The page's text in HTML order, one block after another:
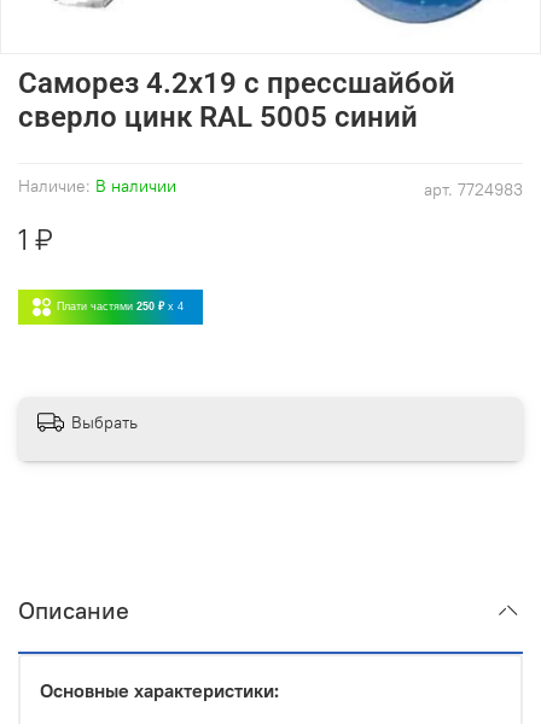
арт. 7724983
Наличие: В наличии
Саморез 4.2х19 с прессшайбой
сверло цинк RAL 5005 синий
1 ₽
Плати частями 250 ₽ x 4
Выбрать
Описание
Основные характеристики: